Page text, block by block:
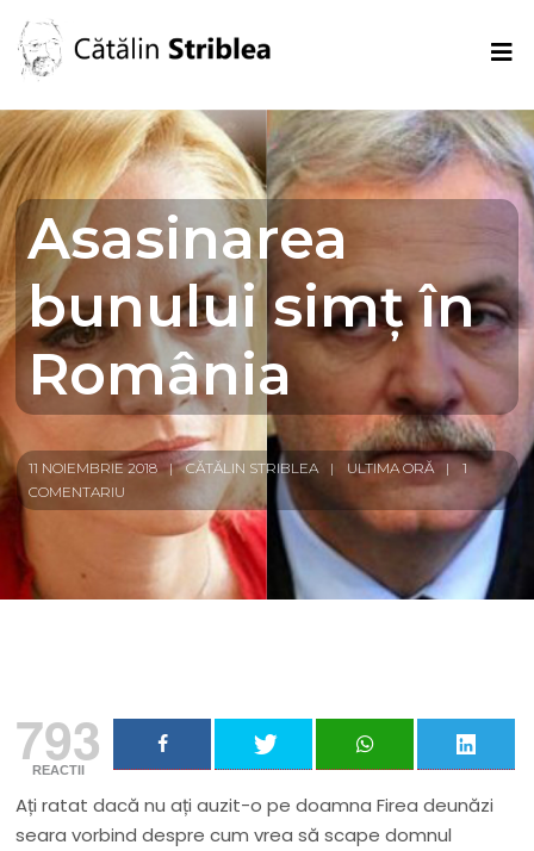
Asasinarea
bunului simț în
România
11 NOIEMBRIE 2018 CĂTĂLIN STRIBLEA ULTIMA ORĂ
1
COMENTARIU
793
REACTII
Ați ratat dacă nu ați auzit-o pe doamna Firea deunăzi
seara vorbind despre cum vrea să scape domnul